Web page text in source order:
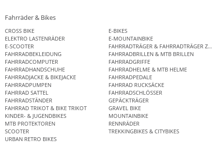
Fahrräder & Bikes
CROSS BIKE
E-BIKES
ELEKTRO LASTENRÄDER
E-MOUNTAINBIKE
E-SCOOTER
FAHRRADTRÄGER & FAHRRADTRÄGER
FAHRRADBEKLEIDUNG
FAHRRADBRILLEN & MTB BRILLEN
FAHRRADCOMPUTER
FAHRRADGRIFFE
FAHRRADHANDSCHUHE
FAHRRADHELME & MTB HELME
FAHRRADJACKE & BIKEJACKE
FAHRRADPEDALE
FAHRRADPUMPEN
FAHRRAD RUCKSÄCKE
FAHRRAD SATTEL
FAHRRADSCHLÖSSER
FAHRRADSTÄNDER
GEPÄCKTRÄGER
FAHRRAD TRIKOT & BIKE TRIKOT
GRAVEL BIKE
KINDER- & JUGENDBIKES
MOUNTAINBIKE
MTB PROTEKTOREN
RENNRÄDER
SCOOTER
TREKKINGBIKES & CITYBIKES
URBAN RETRO BIKES